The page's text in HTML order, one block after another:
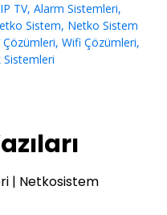
TV, Alarm Sistemleri,
Sistem, Netko Sistem
, Wifi Çözümleri,
Sistemleri
| Netkosistem